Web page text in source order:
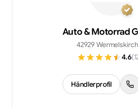
Auto & Motorrad
42929
4.6(
Händlerprofil